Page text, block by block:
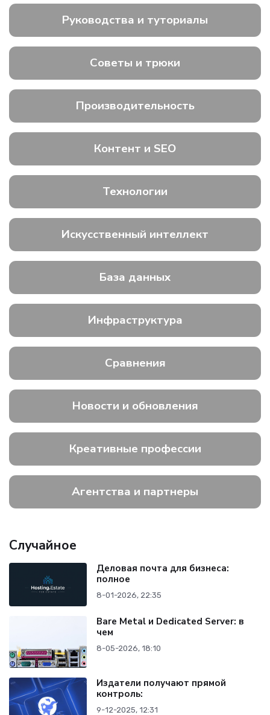
Руководства и туториалы
Советы и трюки
Производительность
Контент и SEO
Технологии
Искусственный интеллект
База данных
Инфраструктура
Сравнения
Новости и обновления
Креативные профессии
Агентства и партнеры
Случайное
Деловая почта для бизнеса:
полное
8-01-2026, 22:35
Bare Metal и Dedicated Server: в
чем
8-05-2026, 18:10
Издатели получают прямой
контроль:
9-12-2025, 12:31